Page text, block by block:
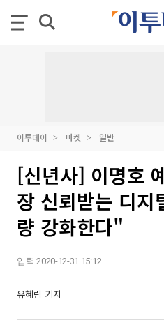
이투데이 마켓 일반
[신년사] 이명호
장 신뢰받는 디지
량 강화한다"
입력 2020-12-31 15:12
유혜림 기자